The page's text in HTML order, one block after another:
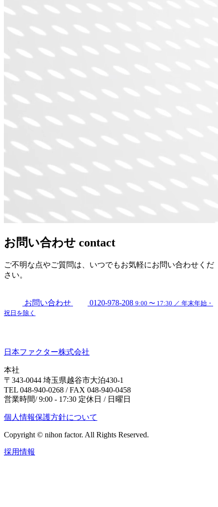
お問い合わせ contact
ご不明な点やご質問は、いつでもお気軽にお問い合わせくだ
さい。
お問い合わせ 0120-978-208 9:00 〜 17:30 ／ 年末年始・
祝日を除く
日本ファクター株式会社
本社
〒343-0044 埼玉県越谷市大泊430-1
TEL 048-940-0268 / FAX 048-940-0458
営業時間/ 9:00 - 17:30 定休日 / 日曜日
個人情報保護方針について
Copyright © nihon factor. All Rights Reserved.
採用情報